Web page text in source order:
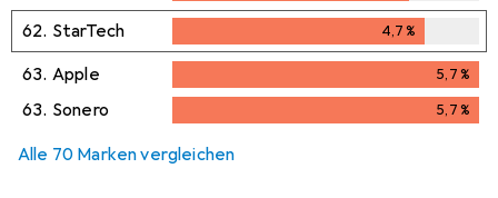
62. StarTech 4,7%
63. Apple 5,7%
5,7%
63. Sonero 5,7%
Alle 70 Marken vergleichen